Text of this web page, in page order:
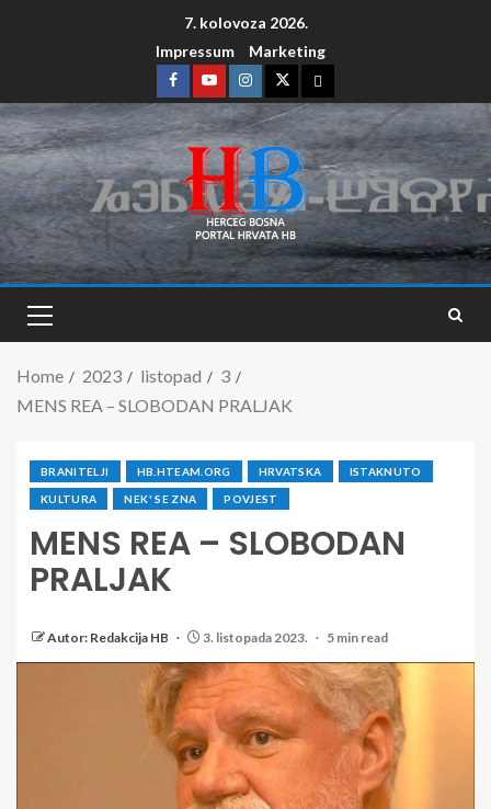
7. kolovoza 2026.
Impressum
Marketing
Home 2023 listopad
3
MENS REA – SLOBODAN PRALJAK
BRANITELJI HB.HTEAM.ORG HRVATSKA ISTAKNUTO
KULTURA NEK' SE ZNA POVJEST
MENS REA – SLOBODAN
PRALJAK
Autor: Redakcija HB 3. listopada 2023. 5 min read